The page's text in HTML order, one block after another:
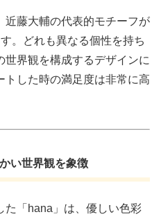
近藤大輔の代表的モチーフが
。どれも異なる個性を持ち
界観を構成するデザインに
した時の満足度は非常に高
い世界観を象徴
た「hana」は、優しい色彩